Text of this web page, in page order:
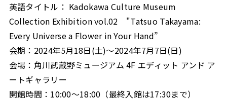
英語タイトル： Kadokawa Culture Museum
Collection Exhibition vol.02 "Tatsuo Takayama:
Every Universe a Flower in Your Hand”
会期：2024年5月18日(土)～2024年7月7日(日)
会場：角川武蔵野ミュージアム 4F エディット アンド ア
ートギャラリー
開館時間：10:00～18:00（最終入館は17:30まで）